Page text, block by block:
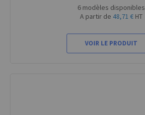
6 modèles disponibles
A partir de 48,71 € HT
VOIR LE PRODUIT